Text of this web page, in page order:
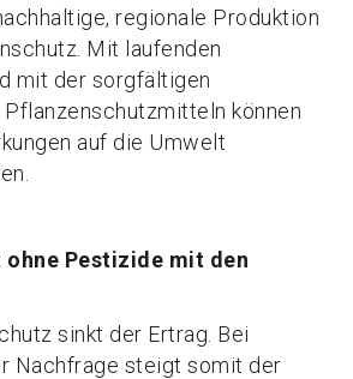
regionale Produktion
Mit laufenden
mit der sorgfältigen
können
auf die Umwelt
ohne Pestizide mit den
sinkt der Ertrag. Bei
Nachfrage steigt somit der